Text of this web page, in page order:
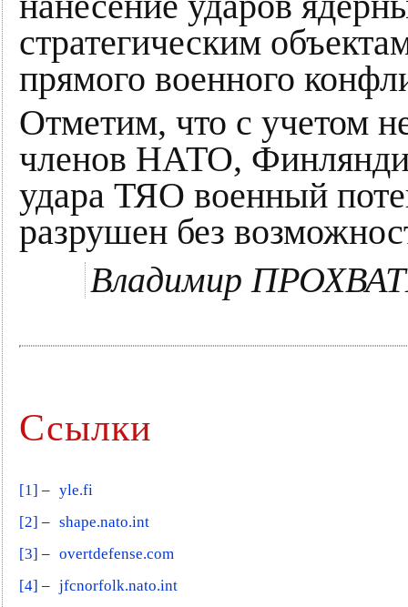
стратегическим
прямого военного
Отметим, что с учетом
членов НАТО,
удара ТЯО военный
разрушен без
Владимир
Ссылки
[1] – yle.fi
[2] – shape.nato.int
[3] – overtdefense.com
[4] – jfcnorfolk.nato.int